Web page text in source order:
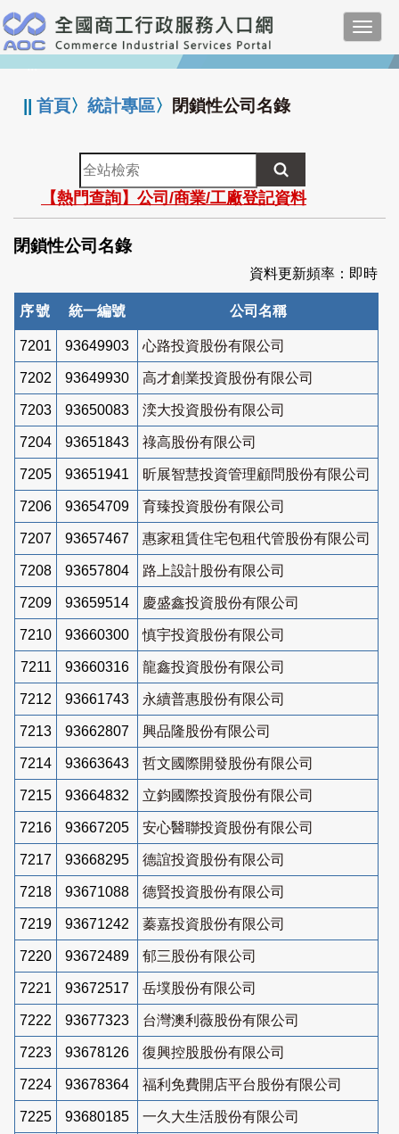
跳
到
主
要
:::
||首頁〉統計專區〉 閉鎖性公司名錄
全
站
檢
索
【熱門查詢】公司/商業/工廠登記資料
閉鎖性公司名錄
資料更新頻率：即時
序號 統一編號 公司名稱
7201 93649903 心路投資股份有限公司
7202 93649930 高才創業投資股份有限公司
7203 93650083 湙大投資股份有限公司
7204 93651843 祿高股份有限公司
7205 93651941 昕展智慧投資管理顧問股份有限公司
7206 93654709 育臻投資股份有限公司
7207 93657467 惠家租賃住宅包租代管股份有限公司
7208 93657804 路上設計股份有限公司
7209 93659514 慶盛鑫投資股份有限公司
7210 93660300 慎宇投資股份有限公司
7211 93660316 龍鑫投資股份有限公司
7212 93661743 永續普惠股份有限公司
7213 93662807 興品隆股份有限公司
7214 93663643 哲文國際開發股份有限公司
7215 93664832 立鈞國際投資股份有限公司
7216 93667205 安心醫聯投資股份有限公司
7217 93668295 德誼投資股份有限公司
7218 93671088 德賢投資股份有限公司
7219 93671242 蓁嘉投資股份有限公司
7220 93672489 郁三股份有限公司
7221 93672517 岳墣股份有限公司
7222 93677323 台灣澳利薇股份有限公司
7223 93678126 復興控股股份有限公司
7224 93678364 福利免費開店平台股份有限公司
7225 93680185 一久大生活股份有限公司